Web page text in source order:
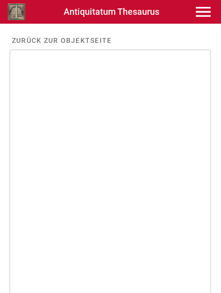
Antiquitatum Thesaurus
ZURÜCK ZUR OBJEKTSEITE